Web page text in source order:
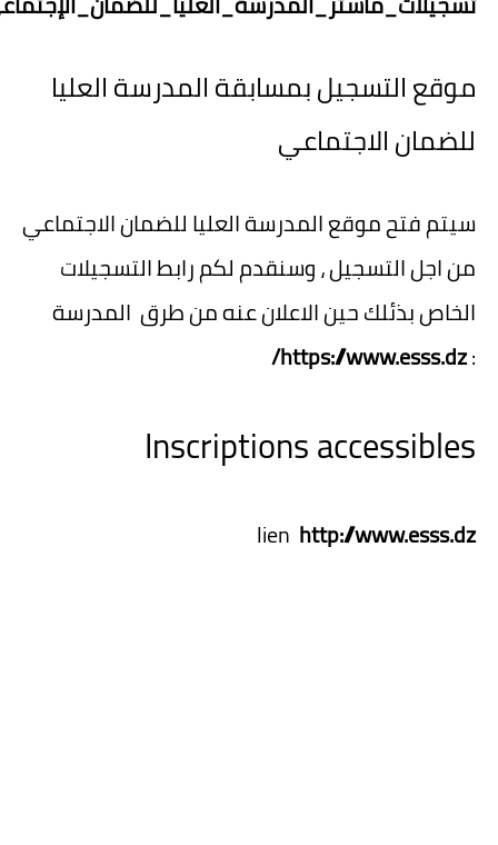
موقع التسجيل بمسابقة المدرسة العليا
للضمان الاجتماعي
سيتم فتح موقع المدرسة العليا للضمان الاجتماعي
من اجل التسجيل ، وسنقدم لكم رابط التسجيلات
الخاص بذئلك حين الاعلان عنه من طرق المدرسة
Inscriptions accessibles
lienhttp://www.esss.dz